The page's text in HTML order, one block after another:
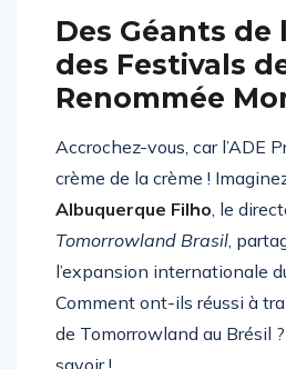
Des Géants de
des Festivals
Accrochez-vous, car l’ADE
crème de la crème !
Albuquerque Filho, le
Tomorrowland Brasil,
l’expansion internationale
Comment ont-ils réussi à
de Tomorrowland au Brésil ?